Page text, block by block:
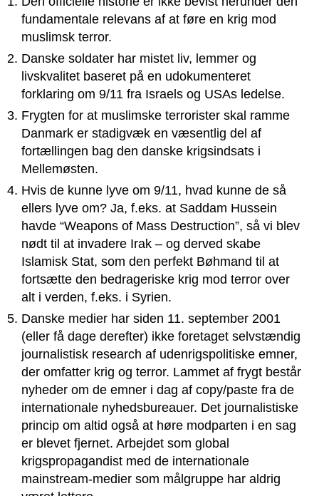
fundamentale relevans af at føre en krig mod
muslimsk terror.
Danske soldater har mistet liv, lemmer og
livskvalitet baseret på en udokumenteret
forklaring om 9/11 fra Israels og USAs ledelse.
Frygten for at muslimske terrorister skal ramme
Danmark er stadigvæk en væsentlig del af
fortællingen bag den danske krigsindsats i
Mellemøsten.
Hvis de kunne lyve om 9/11, hvad kunne de så
ellers lyve om? Ja, f.eks. at Saddam Hussein
havde “Weapons of Mass Destruction”, så vi blev
nødt til at invadere Irak – og derved skabe
Islamisk Stat, som den perfekt Bøhmand til at
fortsætte den bedrageriske krig mod terror over
alt i verden, f.eks. i Syrien.
Danske medier har siden 11. september 2001
(eller få dage derefter) ikke foretaget selvstændig
journalistisk research af udenrigspolitiske emner,
der omfatter krig og terror. Lammet af frygt består
nyheder om de emner i dag af copy/paste fra de
internationale nyhedsbureauer. Det journalistiske
princip om altid også at høre modparten i en sag
er blevet fjernet. Arbejdet som global
krigspropagandist med de internationale
mainstream-medier som målgruppe har aldrig